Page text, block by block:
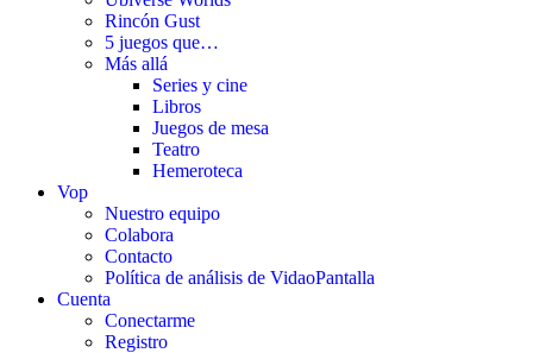
Rincón Gust
5 juegos que…
Más allá
Series y cine
Libros
Juegos de mesa
Teatro
Hemeroteca
Vop
Nuestro equipo
Colabora
Contacto
Política de análisis de VidaoPantalla
Cuenta
Conectarme
Registro